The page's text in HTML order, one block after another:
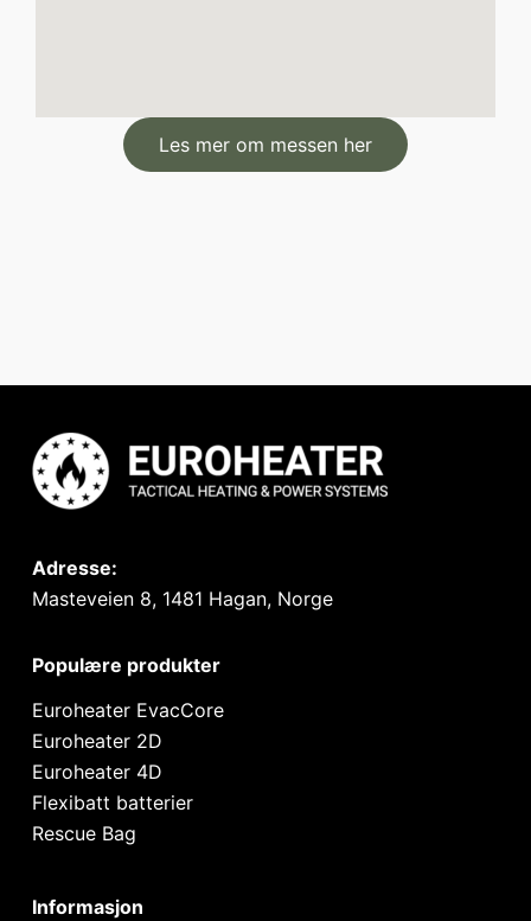
Les mer om messen her
Adresse:
Masteveien 8, 1481 Hagan, Norge
Populære produkter
Euroheater EvacCore
Euroheater 2D
Euroheater 4D
Flexibatt batterier
Rescue Bag
Informasjon